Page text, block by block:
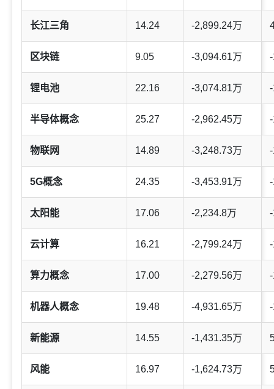
长江三角 14.24 -2,899.24万
区块链 9.05 -3,094.61万
锂电池 22.16 -3,074.81万
半导体概念 25.27 -2,962.45万
物联网 14.89 -3,248.73万
5G概念 24.35 -3,453.91万
太阳能 17.06 -2,234.8万
云计算 16.21 -2,799.24万
算力概念 17.00 -2,279.56万
机器人概念 19.48 -4,931.65万
新能源 14.55 -1,431.35万
风能 16.97 -1,624.73万